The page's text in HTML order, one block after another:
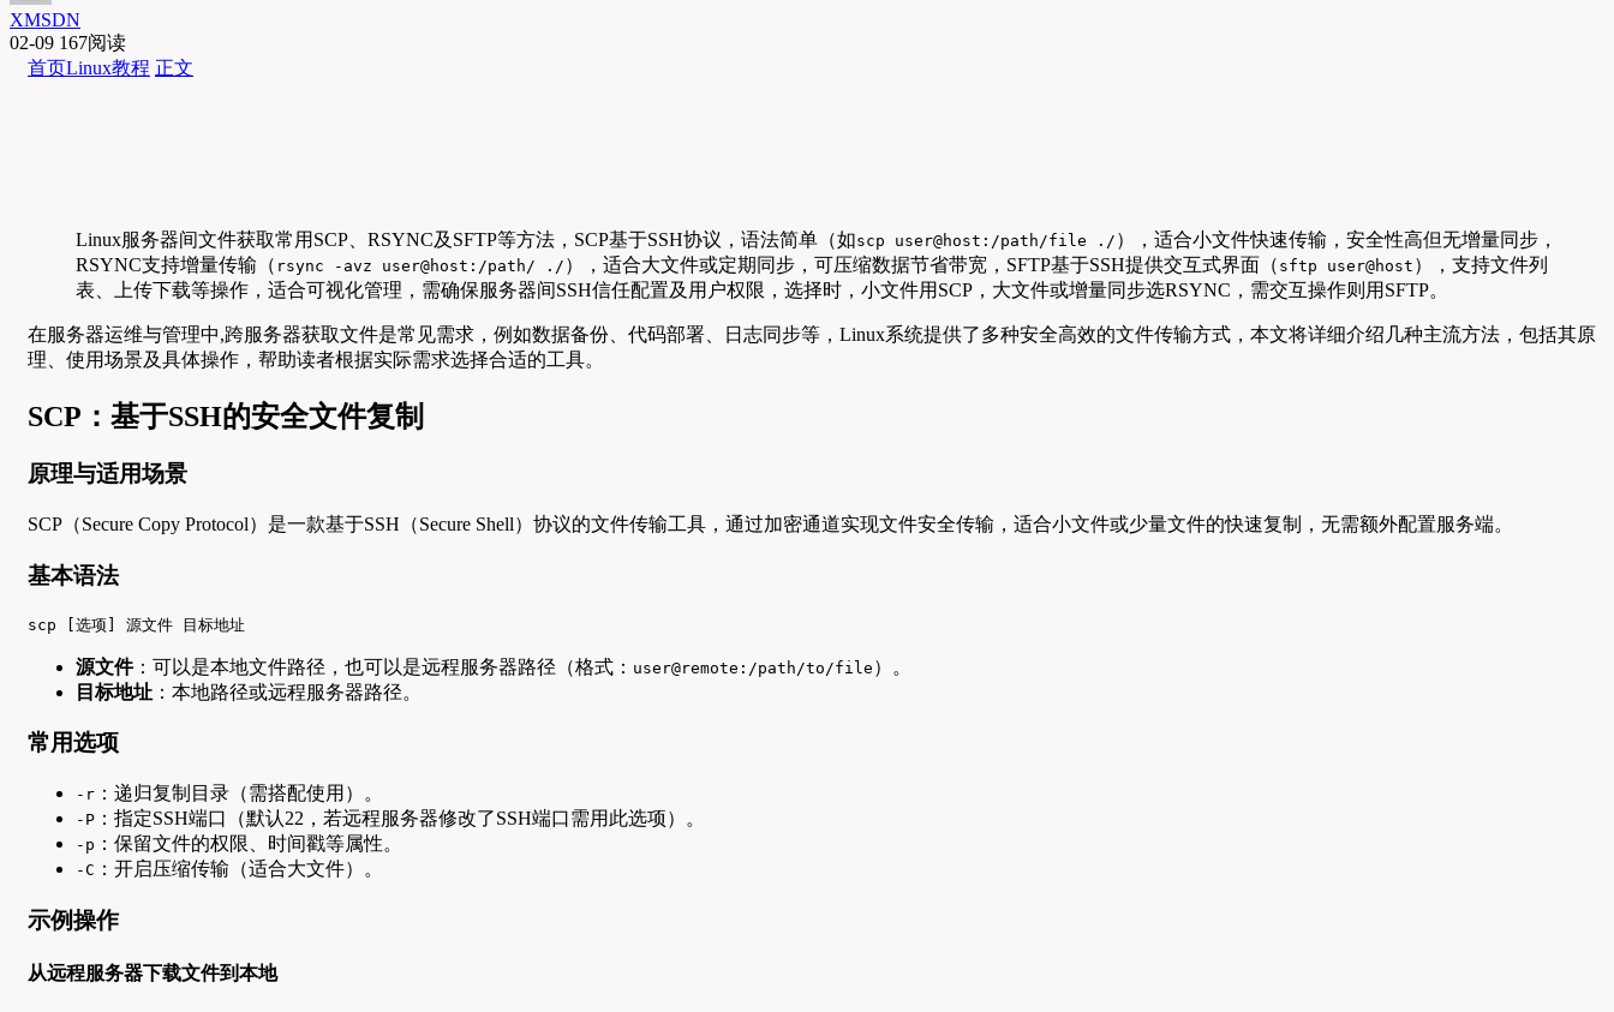
XMSDN
02-09 167阅读
首页Linux教程 正文
Linux服务器间文件获取常用SCP、RSYNC及SFTP等方法，SCP基于SSH协议，语法简单（如scp user@host:/path/file ./ ），适合小文件快速传输，安全性高但无增量同步，
RSYNC支持增量传输（ rsync -avz user@host:/path/ ./ ），适合大文件或定期同步，可压缩数据节省带宽，SFTP基于SSH提供交互式界面（ sftp user@host ），支持文件列
表、上传下载等操作，适合可视化管理，需确保服务器间SSH信任配置及用户权限，选择时，小文件用SCP，大文件或增量同步选RSYNC，需交互操作则用SFTP。
在服务器运维与管理中,跨服务器获取文件是常见需求，例如数据备份、代码部署、日志同步等，Linux系统提供了多种安全高效的文件传输方式，本文将详细介绍几种主流方法，包括其原
理、使用场景及具体操作，帮助读者根据实际需求选择合适的工具。
SCP：基于SSH的安全文件复制
原理与适用场景
SCP（Secure Copy Protocol）是一款基于SSH（Secure Shell）协议的文件传输工具，通过加密通道实现文件安全传输，适合小文件或少量文件的快速复制，无需额外配置服务端。
基本语法
scp [选项] 源文件 目标地址
源文件：可以是本地文件路径，也可以是远程服务器路径（格式： user@remote:/path/to/file ）。
目标地址 ：本地路径或远程服务器路径。
常用选项
-r ：递归复制目录（需搭配使用）。
-P ：指定SSH端口（默认22，若远程服务器修改了SSH端口需用此选项）。
-p ：保留文件的权限、时间戳等属性。
-C ：开启压缩传输（适合大文件）。
示例操作
从远程服务器下载文件到本地